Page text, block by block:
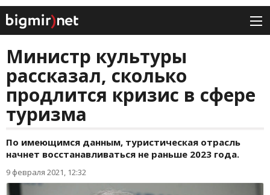
Министр культуры
рассказал, сколько
продлится кризис в сфере
туризма
По имеющимся данным, туристическая отрасль
начнет восстанавливаться не раньше 2023 года.
9 февраля 2021, 12:32